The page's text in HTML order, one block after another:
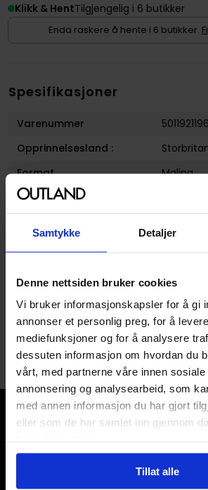
Samtykke Detaljer
Denne nettsiden bruker cookies
Vi bruker informasjonskapsler for å gi
annonser et personlig preg, for å
mediefunksjoner og for å analysere
dessuten informasjon om hvordan du
vårt, med partnerne våre innen sosiale
annonsering og analysearbeid, som
med annen informasjon du har gjort
eller som de har samlet inn gjennom
Tillat alle
Klikk & HentTilgjengelig i 6 butikker
Enda raskere å hente i 6 butikker.
Spesifikasjoner
Varenummer
Opprinnelsesland :
Format
Maling
Serie